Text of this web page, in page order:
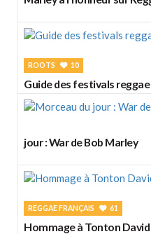
ROOTS 10
Guide des festivals reggae
jour : War de Bob Marley
REGGAE FRANÇAIS 61
Hommage à Tonton